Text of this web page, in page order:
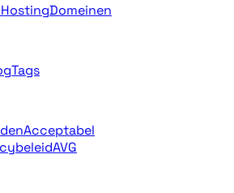
Domeinen
Tags
Acceptabel
AVG